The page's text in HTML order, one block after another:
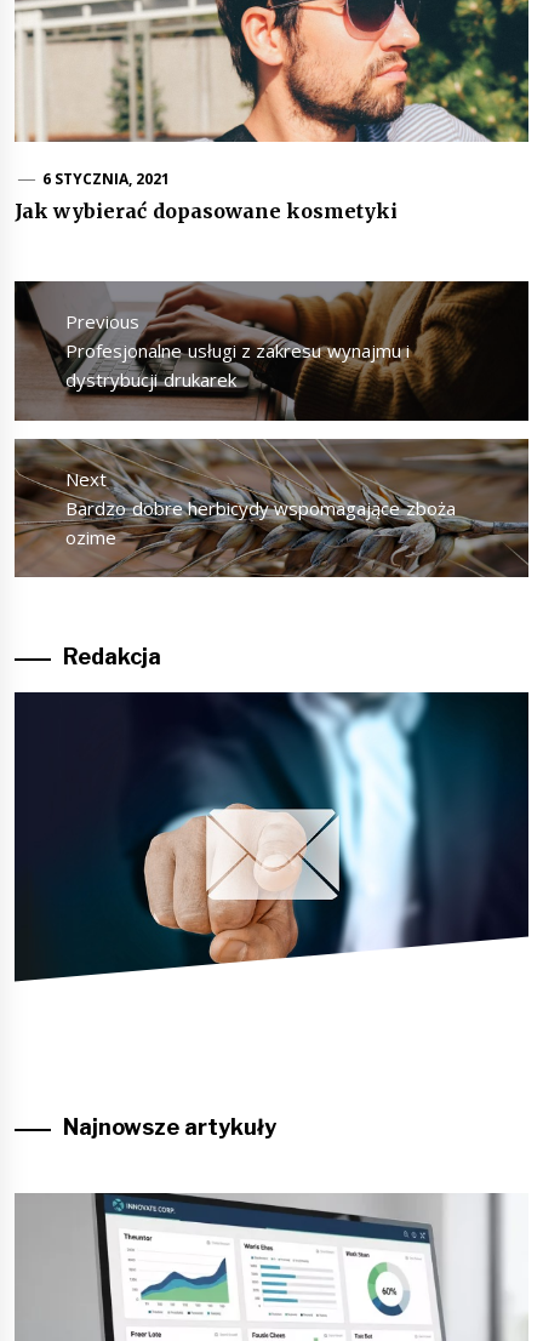
6 STYCZNIA, 2021
Jak wybierać dopasowane kosmetyki
Nawigacja
wpisuPrevious
Previous
post:
Profesjonalne usługi z zakresu wynajmu i
dystrybucji drukarek
Next
Next
post:
Bardzo dobre herbicydy wspomagające zboża
ozime
Redakcja
Najnowsze artykuły